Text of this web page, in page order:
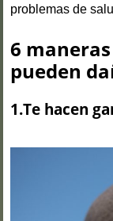
problemas de
6
pueden
1.Te hacen